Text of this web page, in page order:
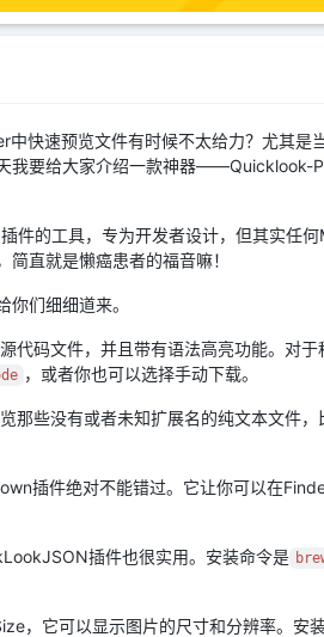
快速预览文件有时候不太给力？尤其是
我要给大家介绍一款神器——Quicklook-
件的工具，专为开发者设计，但其实任
直就是懒癌患者的福音嘛！
们细细道来。
代码文件，并且带有语法高亮功能。对于
，或者你也可以选择手动下载。
那些没有或者未知扩展名的纯文本文件，
插件绝对不能错过。它让你可以在
插件也很实用。安装命令是
，它可以显示图片的尺寸和分辨率。安